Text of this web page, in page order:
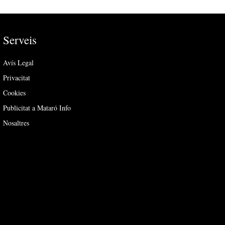
Serveis
Avís Legal
Privacitat
Cookies
Publicitat a Mataró Info
Nosaltres